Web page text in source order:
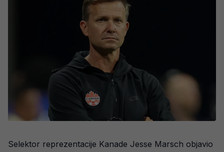
Selektor reprezentacije Kanade Jesse Marsch objavio